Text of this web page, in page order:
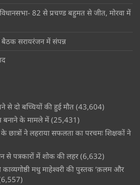
82 से प्रचण्ड बहुमत से जीत, मोरवा में
बैठक सरायरंजन में संपन्न
से दो बच्चियों की हुई मौत (43,604)
बनाने के मामले में (25,431)
छात्रों ने लहराया सफलता का परचमः शिक्षकों ने
से पत्रकारों में शोक की लहर (6,632)
मधु माहेश्वरी की पुस्तक ‘क़लम और